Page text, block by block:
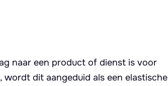
naar een product of dienst is voor
dit aangeduid als een elastische